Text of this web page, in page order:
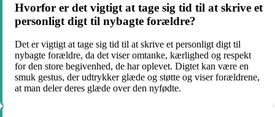
Hvorfor er det vigtigt at tage sig tid til at skrive et
personligt digt til nybagte forældre?
Det er vigtigt at tage sig tid til at skrive et personligt digt til
nybagte forældre, da det viser omtanke, kærlighed og respekt
for den store begivenhed, de har oplevet. Digtet kan være en
smuk gestus, der udtrykker glæde og støtte og viser forældrene,
at man deler deres glæde over den nyfødte.